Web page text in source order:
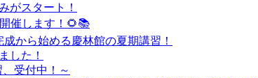
がスタート！
催します！🌻📚
から始める慶林館の夏期講習！
した！
受付中！～